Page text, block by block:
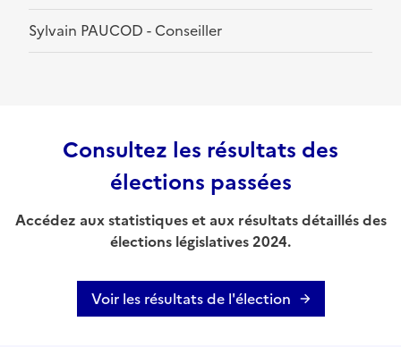
Sylvain PAUCOD - Conseiller
Consultez les résultats des
élections passées
Accédez aux statistiques et aux résultats détaillés des
élections législatives 2024.
Voir les résultats de l'élection